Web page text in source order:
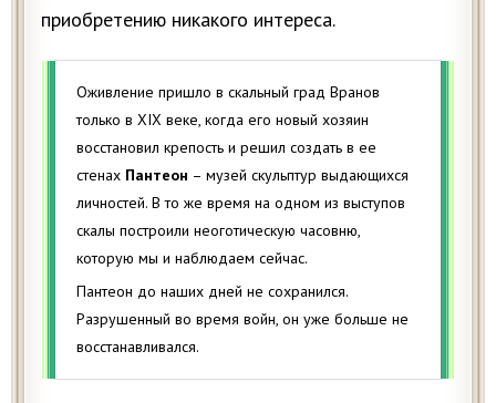
приобретению никакого интереса.
Оживление пришло в скальный град Вранов
только в XIX веке, когда его новый хозяин
восстановил крепость и решил создать в ее
стенах Пантеон – музей скульптур выдающихся
личностей. В то же время на одном из выступов
скалы построили неоготическую часовню,
которую мы и наблюдаем сейчас.
Пантеон до наших дней не сохранился.
Разрушенный во время войн, он уже больше не
восстанавливался.